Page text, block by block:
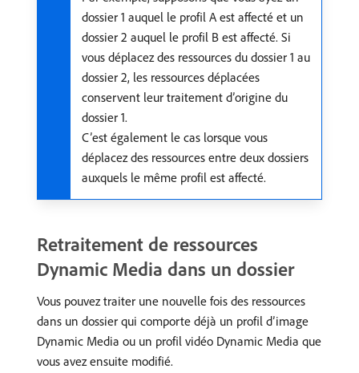
dossier 1 auquel le profil A est affecté et un
dossier 2 auquel le profil B est affecté. Si
vous déplacez des ressources du dossier 1 au
dossier 2, les ressources déplacées
conservent leur traitement d’origine du
dossier 1.
C’est également le cas lorsque vous
déplacez des ressources entre deux dossiers
auxquels le même profil est affecté.
Retraitement de ressources
Dynamic Media dans un dossier
Vous pouvez traiter une nouvelle fois des ressources
dans un dossier qui comporte déjà un profil d’image
Dynamic Media ou un profil vidéo Dynamic Media que
vous avez ensuite modifié.